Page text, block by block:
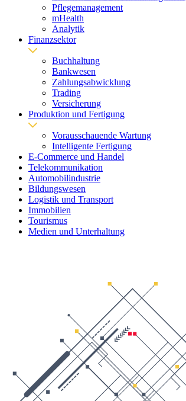
Pflegemanagement
mHealth
Analytik
Finanzsektor
Buchhaltung
Bankwesen
Zahlungsabwicklung
Trading
Versicherung
Produktion und Fertigung
Vorausschauende Wartung
Intelligente Fertigung
E-Commerce und Handel
Telekommunikation
Automobilindustrie
Bildungswesen
Logistik und Transport
Immobilien
Tourismus
Medien und Unterhaltung